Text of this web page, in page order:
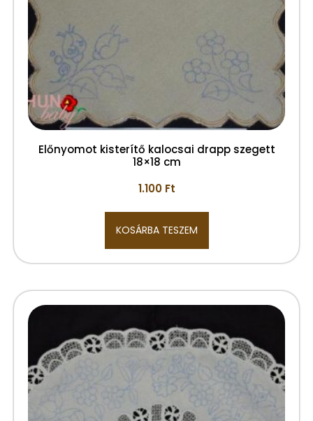
Előnyomot kisterítő kalocsai drapp szegett
18×18 cm
1.100 Ft
KOSÁRBA TESZEM